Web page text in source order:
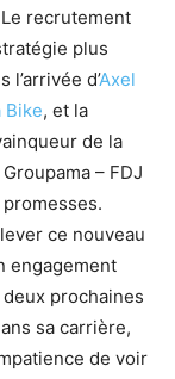
recrutement
plus
d’Axel
Bike, et la
de la
– FDJ
ce nouveau
engagement
prochaines
sa carrière,
de voir